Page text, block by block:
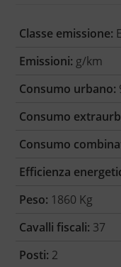
Classe emissione:
Emissioni: g/km
Consumo urbano:
Consumo
Consumo
Efficienza
Peso: 1860 Kg
Cavalli fiscali: 37
Posti: 2